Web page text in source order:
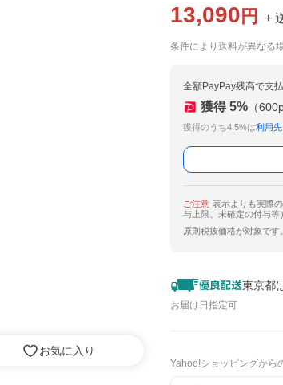
お気に入り
13,090 円 +
条件により送料が異なる
全額PayPay残高で支
獲得 5% （600
獲得のうち4.5%は利用
ご注意 表示よりも実際
与上限、未確定の付与等）
原則税抜価格が対象です
東京都
お届け日指定可
Yahoo!ショッピングから